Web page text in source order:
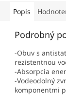
Popis
Podrobný
-Obuv s
rezistentnou
-Absorpcia
-Vodeodolný
komponentmi